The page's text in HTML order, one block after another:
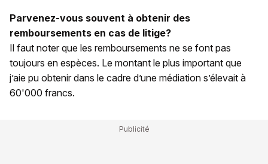
Parvenez-vous souvent à obtenir des
remboursements en cas de litige?
Il faut noter que les remboursements ne se font pas
toujours en espèces. Le montant le plus important que
j’aie pu obtenir dans le cadre d’une médiation s’élevait à
60'000 francs.